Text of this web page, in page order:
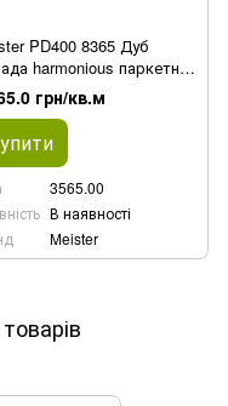
PD400 8365 Дуб
harmonious паркетна
Residence
грн/кв.м
3565.00
В наявності
Meister